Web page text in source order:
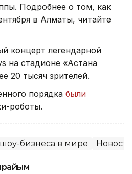
Подробнее о том, как
в Алматы, читайте
концерт легендарной
на стадионе «Астана
20 тысяч зрителей.
порядка были
роботы.
бизнеса в мире